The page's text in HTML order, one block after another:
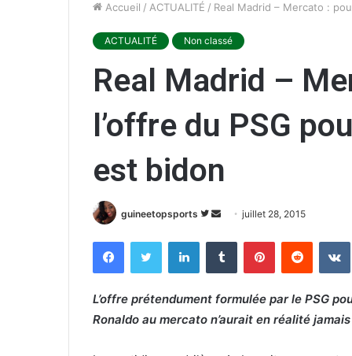
Accueil / ACTUALITÉ / Real Madrid – Mercato :
ACTUALITÉ Non classé
Real Madrid –
l’offre du PSG
est bidon
guineetopsports
S
v
s
v
o
r
juillet 28, 2015
L’offre prétendument formulée par le PSG
Ronaldo au mercato n’aurait en réalité